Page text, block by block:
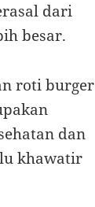
dari
besar.
roti burger
dan
khawatir